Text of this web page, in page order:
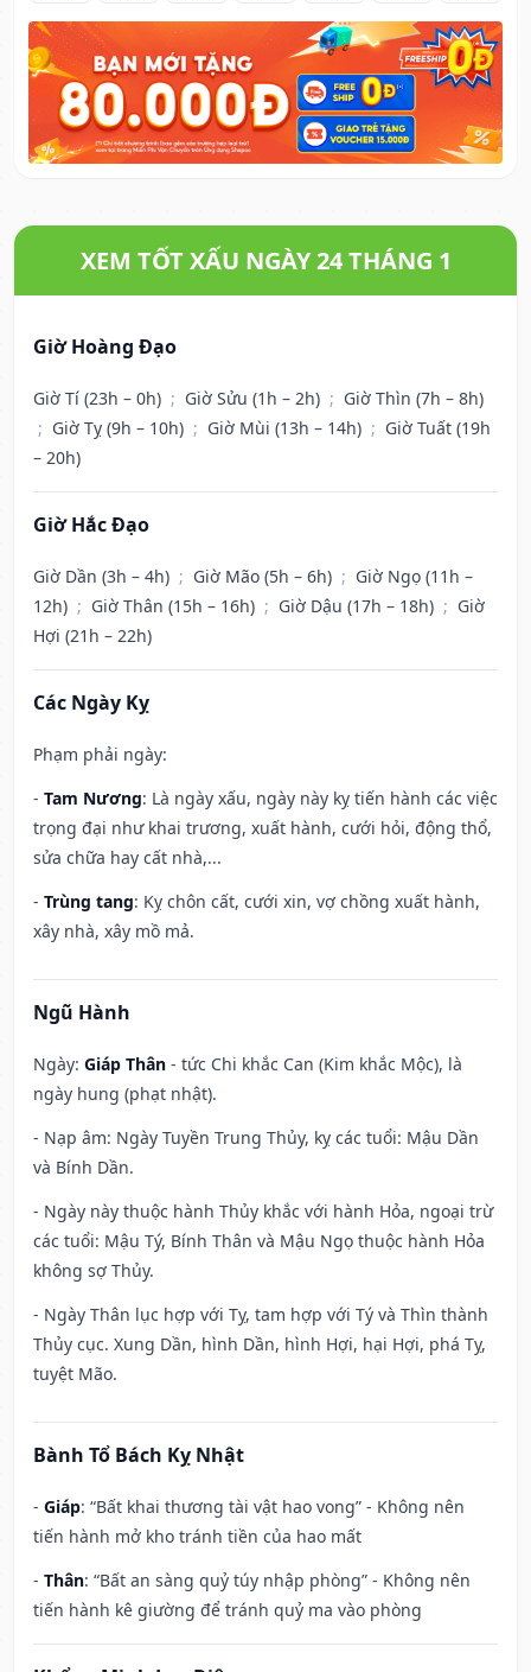
XEM TỐT XẤU NGÀY 24 THÁNG 1
Giờ Hoàng Đạo
Giờ Tí (23h – 0h) ; Giờ Sửu (1h – 2h) ; Giờ Thìn (7h – 8h)
; Giờ Tỵ (9h – 10h) ; Giờ Mùi (13h – 14h) ; Giờ Tuất (19h
– 20h)
Giờ Hắc Đạo
Giờ Dần (3h – 4h) ; Giờ Mão (5h – 6h) ; Giờ Ngọ (11h –
12h) ; Giờ Thân (15h – 16h) ; Giờ Dậu (17h – 18h) ; Giờ
Hợi (21h – 22h)
Các Ngày Kỵ
Phạm phải ngày:
- Tam Nương: Là ngày xấu, ngày này kỵ tiến hành các việc
trọng đại như khai trương, xuất hành, cưới hỏi, động thổ,
sửa chữa hay cất nhà,...
- Trùng tang: Kỵ chôn cất, cưới xin, vợ chồng xuất hành,
xây nhà, xây mồ mả.
Ngũ Hành
Ngày: Giáp Thân - tức Chi khắc Can (Kim khắc Mộc), là
ngày hung (phạt nhật).
- Nạp âm: Ngày Tuyền Trung Thủy, kỵ các tuổi: Mậu Dần
và Bính Dần.
- Ngày này thuộc hành Thủy khắc với hành Hỏa, ngoại trừ
các tuổi: Mậu Tý, Bính Thân và Mậu Ngọ thuộc hành Hỏa
không sợ Thủy.
- Ngày Thân lục hợp với Tỵ, tam hợp với Tý và Thìn thành
Thủy cục. Xung Dần, hình Dần, hình Hợi, hại Hợi, phá Tỵ,
tuyệt Mão.
Bành Tổ Bách Kỵ Nhật
- Giáp: “Bất khai thương tài vật hao vong” - Không nên
tiến hành mở kho tránh tiền của hao mất
- Thân: “Bất an sàng quỷ túy nhập phòng” - Không nên
tiến hành kê giường để tránh quỷ ma vào phòng